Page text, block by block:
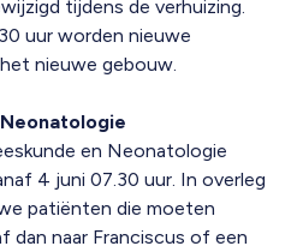
tijdens de verhuizing.
uur worden nieuwe
nieuwe gebouw.
en Neonatologie
4 juni 07.30 uur. In overleg
patiënten die moeten
dan naar Franciscus of een